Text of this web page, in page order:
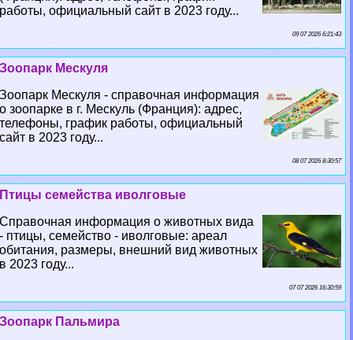
работы, официальный сайт в 2023 году...
09 07 2026 6:21:43
Зоопарк Мескуля
Зоопарк Мескуля - справочная информация
о зоопарке в г. Мескуль (Франция): адрес,
телефоны, график работы, официальный
сайт в 2023 году...
08 07 2026 8:30:57
Птицы семейства иволговые
Справочная информация о животных вида
- птицы, семейство - иволговые: ареал
обитания, размеры, внешний вид животных
в 2023 году...
07 07 2026 16:30:59
Зоопарк Пальмира